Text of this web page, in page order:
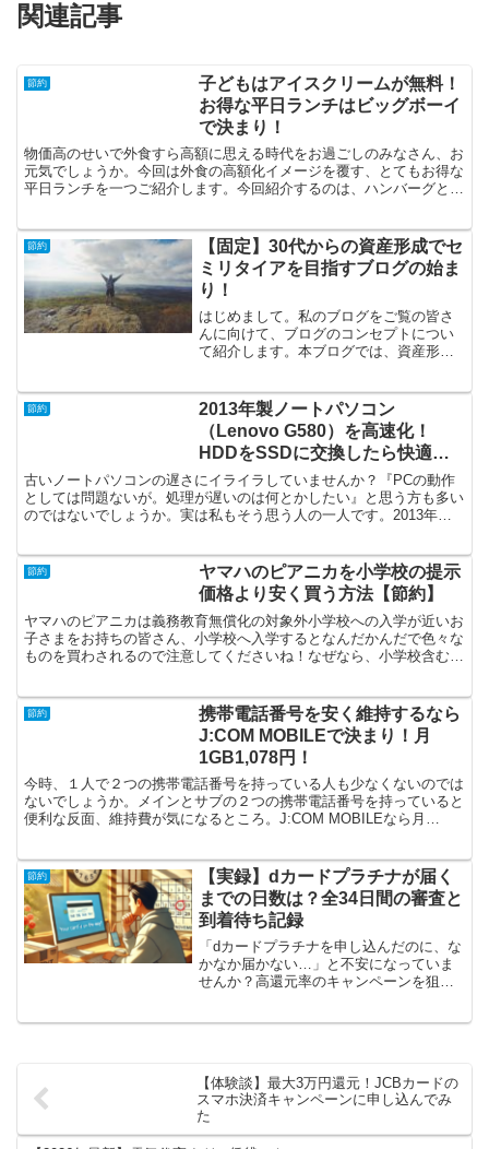
関連記事
節約
子どもはアイスクリームが無料！
お得な平日ランチはビッグボーイ
で決まり！
物価高のせいで外食すら高額に思える時代をお過ごしのみなさん、お
元気でしょうか。今回は外食の高額化イメージを覆す、とてもお得な
平日ランチを一つご紹介します。今回紹介するのは、ハンバーグとス
節約
【固定】30代からの資産形成でセ
ミリタイアを目指すブログの始ま
り！
はじめまして。私のブログをご覧の皆さ
んに向けて、ブログのコンセプトについ
て紹介します。本ブログでは、資産形成
節約と投資に関する情報は溢れかえって
います。しかし、節約と投...
節約
2013年製ノートパソコン
（Lenovo G580）を高速化！
HDDをSSDに交換したら快適過
ぎた件
古いノートパソコンの遅さにイライラしていませんか？『PCの動作
としては問題ないが。処理が遅いのは何とかしたい』と思う方も多い
のではないでしょうか。実は私もそう思う人の一人です。2013年に
節約
ヤマハのピアニカを小学校の提示
価格より安く買う方法【節約】
ヤマハのピアニカは義務教育無償化の対象外小学校への入学が近いお
子さまをお持ちの皆さん、小学校へ入学するとなんだかんだで色々な
ものを買わされるので注意してくださいね！なぜなら、小学校含む義
節約
携帯電話番号を安く維持するなら
J:COM MOBILEで決まり！月
1GB1,078円！
今時、１人で２つの携帯電話番号を持っている人も少なくないのでは
ないでしょうか。メインとサブの２つの携帯電話番号を持っていると
便利な反面、維持費が気になるところ。J:COM MOBILEなら月
節約
【実録】dカードプラチナが届く
までの日数は？全34日間の審査と
到着待ち記録
「dカードプラチナを申し込んだのに、な
かなか届かない…」と不安になっていま
せんか？高還元率のキャンペーンを狙っ
【体験談】最大3万円還元！JCBカードの
スマホ決済キャンペーンに申し込んでみ
た